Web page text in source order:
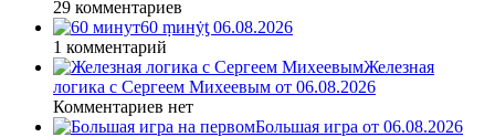
29 комментариев
60 ṃинẏƫ 06.08.2026
1 комментарий
Железная
логика с Сергеем Михеевым от 06.08.2026
Комментариев нет
Большая игра от 06.08.2026